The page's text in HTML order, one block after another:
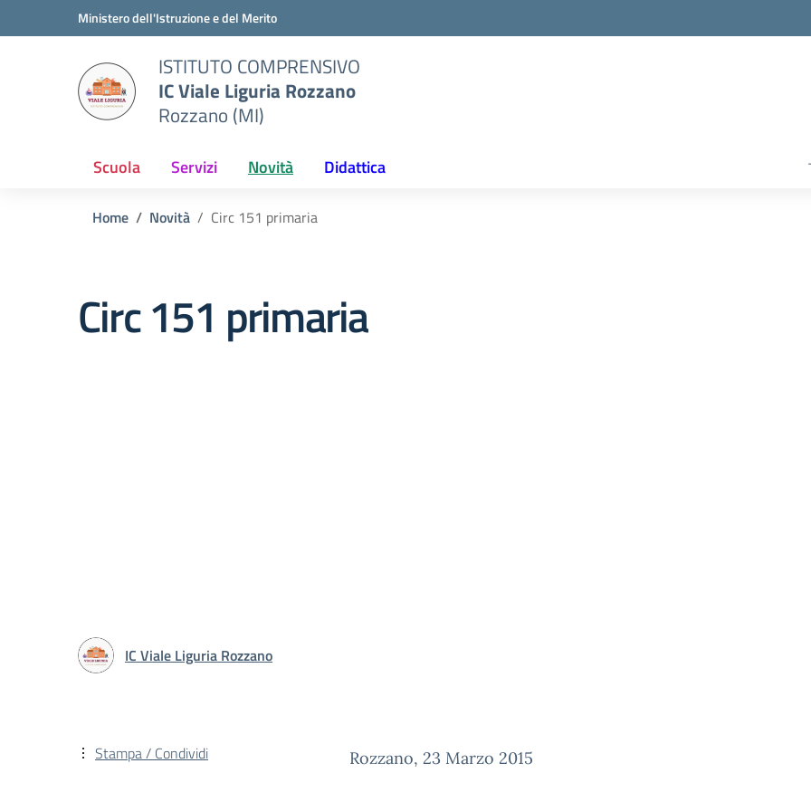
Vai ai contenuti
Vai al menu di navigazioneMinistero dell'Istruzione e del Merito
ISTITUTO COMPRENSIVO
IC Viale Liguria Rozzano
Rozzano (MI)
Scuola Servizi Novità Didattica
Home Novità Circ 151 primaria
Circ 151 primaria
IC Viale Liguria Rozzano
Rozzano, 23 Marzo 2015
Stampa / Condividi